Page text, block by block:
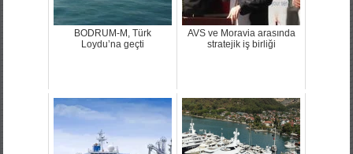
BODRUM-M, Türk
Loydu’na geçti
AVS ve Moravia arasında
stratejik iş birliği